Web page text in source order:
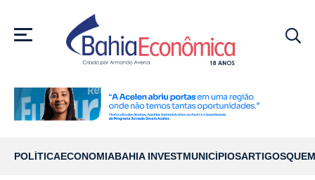
MENU
POLÍTICAECONOMIABAHIA INVESTMUNICÍPIOSARTIGOS